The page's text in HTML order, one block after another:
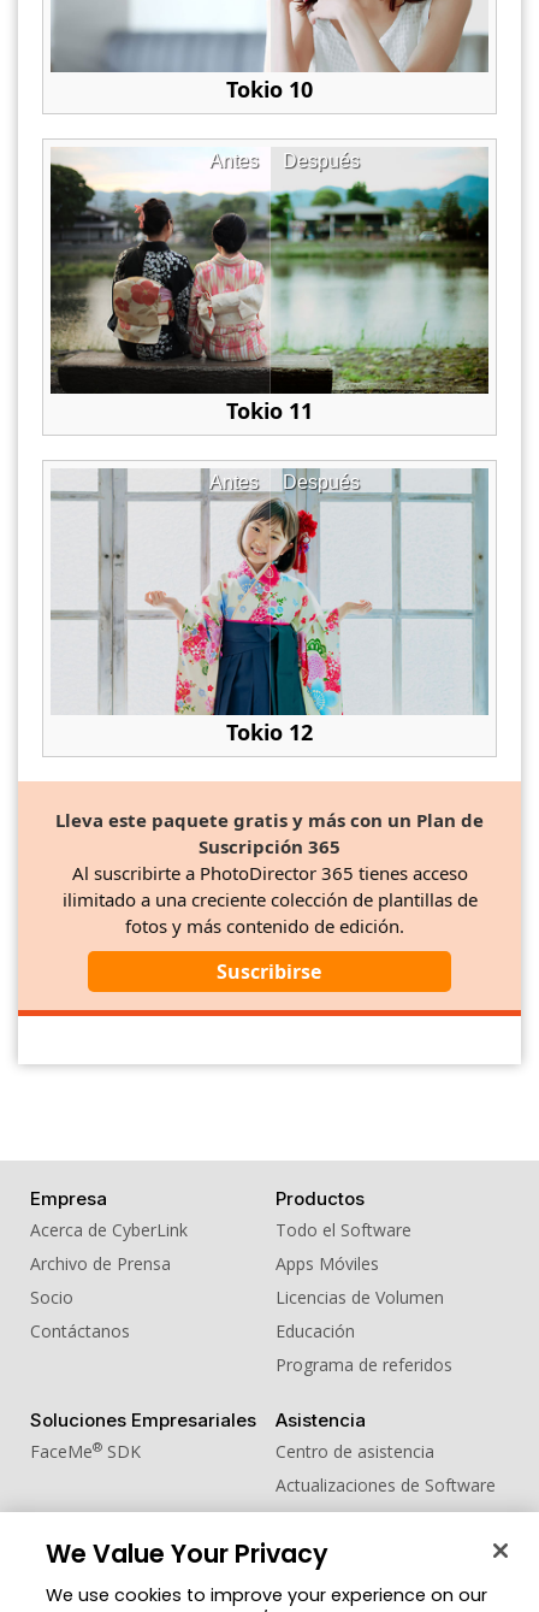
Tokio 10
Después
Antes
Tokio 11
Después
Antes
Tokio 12
Lleva este paquete gratis y más con un Plan de
Suscripción 365
Al suscribirte a PhotoDirector 365 tienes acceso
ilimitado a una creciente colección de plantillas de
fotos y más contenido de edición.
Suscribirse
Empresa
Acerca de CyberLink
Archivo de Prensa
Socio
Contáctanos
Productos
Todo el Software
Apps Móviles
Licencias de Volumen
Educación
Programa de referidos
Soluciones Empresariales
FaceMe® SDK
Asistencia
Centro de asistencia
Actualizaciones de Software
Centro de Aprendizaje
Zona de Miembros
Cambiar región
We Value Your Privacy
We use cookies to improve your experience on our